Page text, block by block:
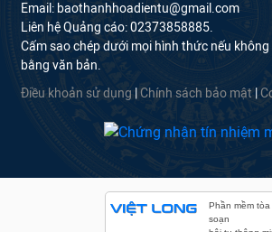
Email: baothanhhoadientu@gmail.com
Liên hệ Quảng cáo: 02373858885.
Cấm sao chép dưới mọi hình thức nếu
bằng văn bản.
Điều khoản sử dụng Chính sách bảo mật
Phần mềm tòa
soạn